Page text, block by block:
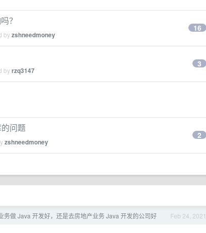
？
byzshneedmoney
16
byrzq3147
3
问题
zshneedmoney
2
Feb 24, 2021
务做 Java 开发好，还是去房地产业务 Java 开发的公司好